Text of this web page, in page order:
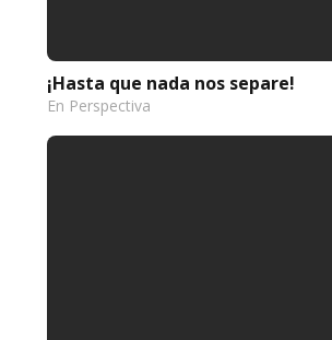
¡Hasta que nada nos separe!
En Perspectiva